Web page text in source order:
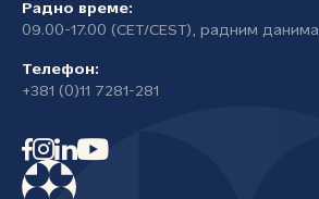
Радно време:
09.00-17.00 (CET/CEST), радним данима
Телефон:
+381 (0)11 7281-281